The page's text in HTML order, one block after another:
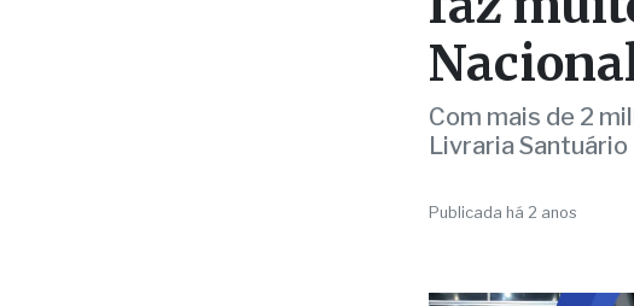
Padre
faz
Com mais de 2
Publicada há 2 anos